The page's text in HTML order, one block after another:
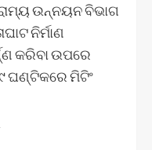
ଉନ୍ନୟନ ବିଭାଗ
ନିର୍ମାଣ
କରିବା ଉପରେ
ଘଣ୍ଟିକରେ ମିଟିଂ